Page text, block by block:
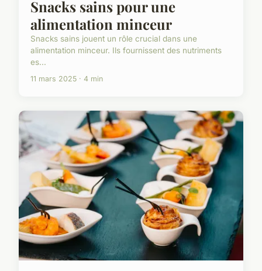
Snacks sains pour une
alimentation minceur
Snacks sains jouent un rôle crucial dans une
alimentation minceur. Ils fournissent des nutriments
es...
11 mars 2025 · 4 min